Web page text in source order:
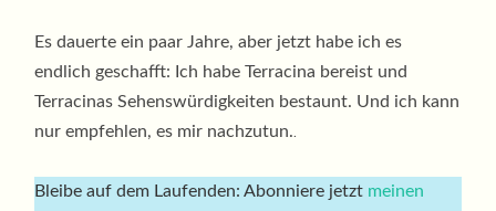
Es dauerte ein paar Jahre, aber jetzt habe ich es
endlich geschafft: Ich habe Terracina bereist und
Terracinas Sehenswürdigkeiten bestaunt. Und ich kann
nur empfehlen, es mir nachzutun.
Bleibe auf dem Laufenden: Abonniere jetzt meinen